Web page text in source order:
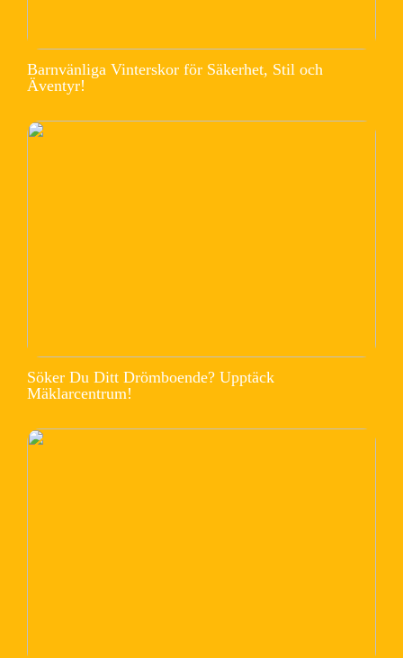
Barnvänliga Vinterskor för Säkerhet, Stil och
Äventyr!
Söker Du Ditt Drömboende? Upptäck
Mäklarcentrum!